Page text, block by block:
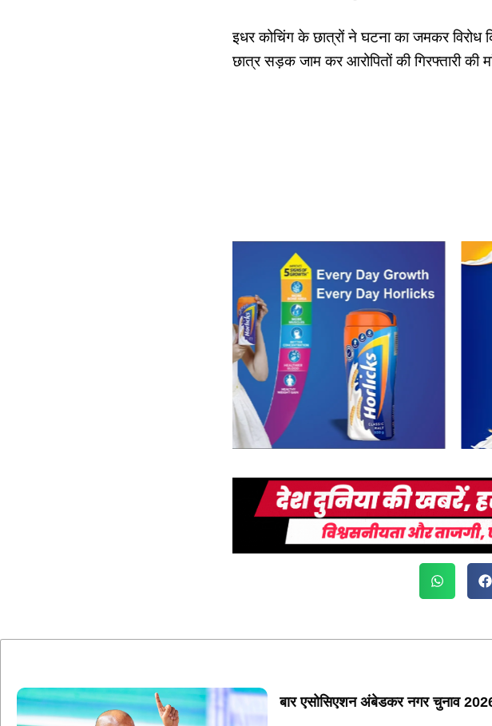
इधर कोचिंग के छात्रों ने घटना का जमकर विरोध
छात्र सड़क जाम कर आरोपितों की गि‍रफ्तारी की
बार एसोसिएशन अंबेडकर नगर चुनाव